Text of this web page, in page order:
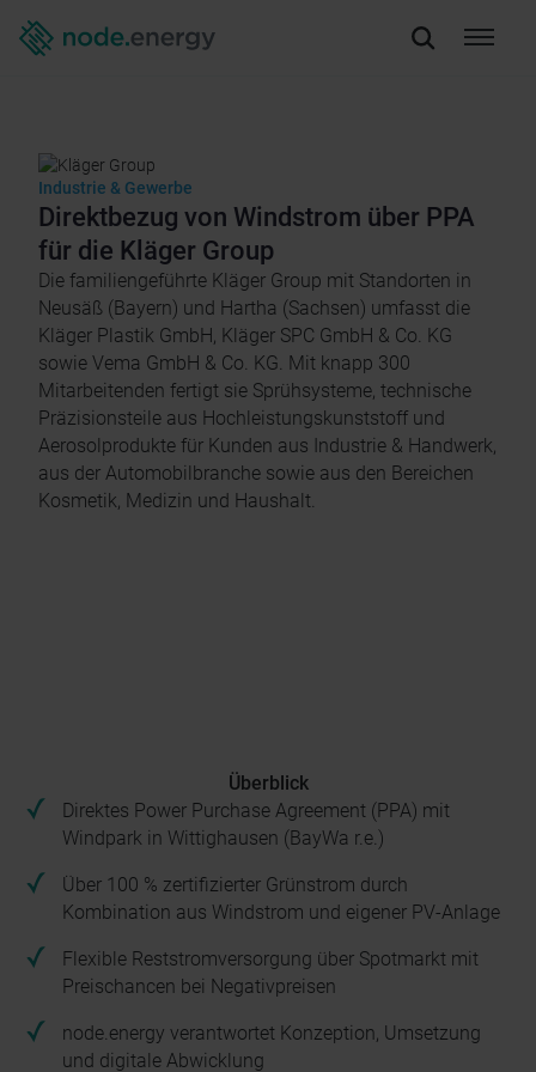
Industrie & Gewerbe
Direktbezug von Windstrom über PPA
für die Kläger Group
Die familiengeführte Kläger Group mit Standorten in
Neusäß (Bayern) und Hartha (Sachsen) umfasst die
Kläger Plastik GmbH, Kläger SPC GmbH & Co. KG
sowie Vema GmbH & Co. KG. Mit knapp 300
Mitarbeitenden fertigt sie Sprühsysteme, technische
Präzisionsteile aus Hochleistungskunststoff und
Aerosolprodukte für Kunden aus Industrie & Handwerk,
aus der Automobilbranche sowie aus den Bereichen
Kosmetik, Medizin und Haushalt.
Überblick
Direktes Power Purchase Agreement (PPA) mit
Windpark in Wittighausen (BayWa r.e.)
Über 100 % zertifizierter Grünstrom durch
Kombination aus Windstrom und eigener PV-Anlage
Flexible Reststromversorgung über Spotmarkt mit
Preischancen bei Negativpreisen
node.energy verantwortet Konzeption, Umsetzung
und digitale Abwicklung